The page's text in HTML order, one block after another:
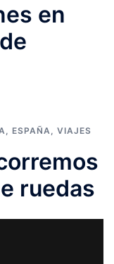
en
, ESPAÑA, VIAJES
ruedas